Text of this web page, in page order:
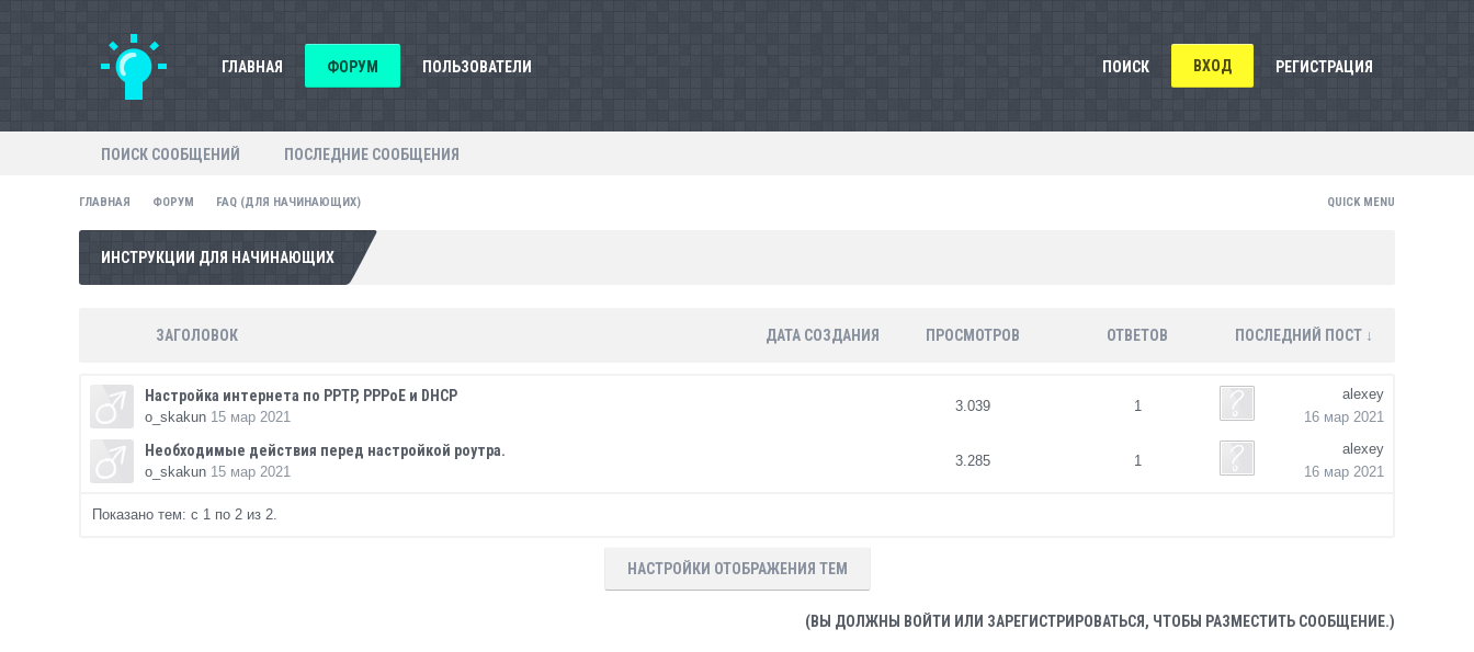
QUICK MENU
ГЛАВНАЯ ФОРУМ FAQ (ДЛЯ НАЧИНАЮЩИХ)
ИНСТРУКЦИИ ДЛЯ НАЧИНАЮЩИХ
ЗАГОЛОВОК ДАТА СОЗДАНИЯ ПРОСМОТРОВ ОТВЕТОВ ПОСЛЕДНИЙ ПОСТ ↓
Настройка интернета по PPTP, PPPoE и DHCP
o_skakun 15 мар 2021
3.039 1
alexey
16 мар 2021
Необходимые действия перед настройкой роутра.
o_skakun 15 мар 2021
3.285 1
alexey
16 мар 2021
Показано тем: с 1 по 2 из 2.
НАСТРОЙКИ ОТОБРАЖЕНИЯ ТЕМ
(ВЫ ДОЛЖНЫ ВОЙТИ ИЛИ ЗАРЕГИСТРИРОВАТЬСЯ, ЧТОБЫ РАЗМЕСТИТЬ СООБЩЕНИЕ.)
ГЛАВНАЯ ФОРУМ
ПОИСК СООБЩЕНИЙ ПОСЛЕДНИЕ СООБЩЕНИЯ
ПОЛЬЗОВАТЕЛИ ПОИСК ВХОД РЕГИСТРАЦИЯ